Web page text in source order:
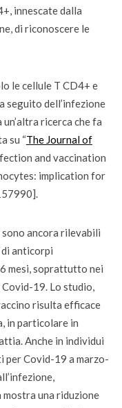
innescate dalla
di riconoscere le
le cellule T CD4+ e
seguito dell’infezione
ricerca che fa
su “The Journal of
and vaccination
implication for
sono ancora rilevabili
di anticorpi
mesi, soprattutto nei
19. Lo studio,
risulta efficace
in particolare in
Anche in individui
per Covid-19 a marzo-
mostra una riduzione